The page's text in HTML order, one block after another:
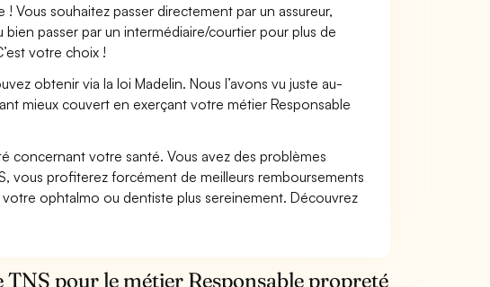
Vous souhaitez passer directement par un assureur,
passer par un intermédiaire/courtier pour plus de
votre choix !
obtenir via la loi Madelin. Nous l’avons vu juste au-
mieux couvert en exerçant votre métier Responsable
concernant votre santé. Vous avez des problèmes
vous profiterez forcément de meilleurs remboursements
ophtalmo ou dentiste plus sereinement. Découvrez
pour le métier Responsable propreté